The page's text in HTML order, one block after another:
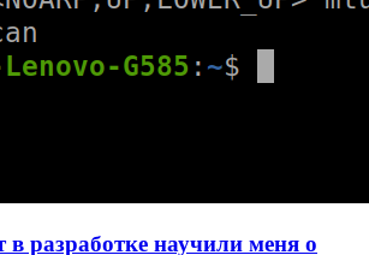
в разработке научили меня о